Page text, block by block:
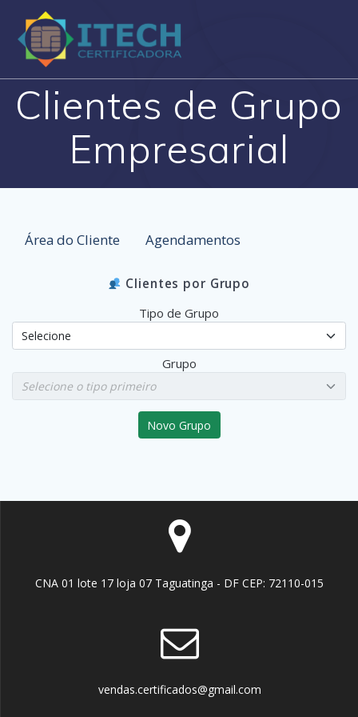
to
Clientes de Grupo
Empresarial
Área do Cliente Agendamentos
Clientes por Grupo
Tipo de Grupo
Grupo
Novo Grupo
CNA 01 lote 17 loja 07 Taguatinga - DF CEP: 72110-015
vendas.certificados@gmail.com